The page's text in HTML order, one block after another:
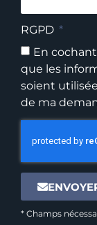
RGPD
En
que les
soient
de ma
* Champs